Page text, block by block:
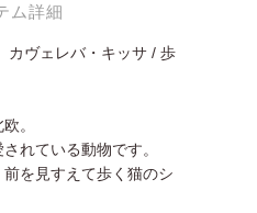
ム詳細
カヴェレバ・キッサ / 歩
。
れている動物です。
を見すえて歩く猫のシ